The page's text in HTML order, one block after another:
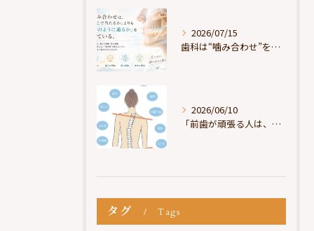
2026/07/15
歯科は“噛み合わせ”を見ているが、身体は“通り道”を見ている
2026/06/10
「前歯が頑張る人は、だいたい疲れている」
タグ Tags